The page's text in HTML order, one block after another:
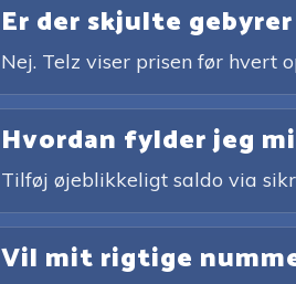
Er der skjulte
Nej. Telz viser prisen før hvert
Hvordan fylder jeg
Tilføj øjeblikkeligt saldo via
Vil mit rigtige